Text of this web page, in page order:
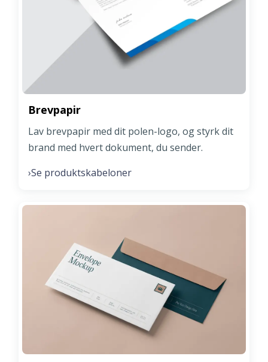
Brevpapir
Lav brevpapir med dit polen-logo, og styrk dit
brand med hvert dokument, du sender.
›Se produktskabeloner